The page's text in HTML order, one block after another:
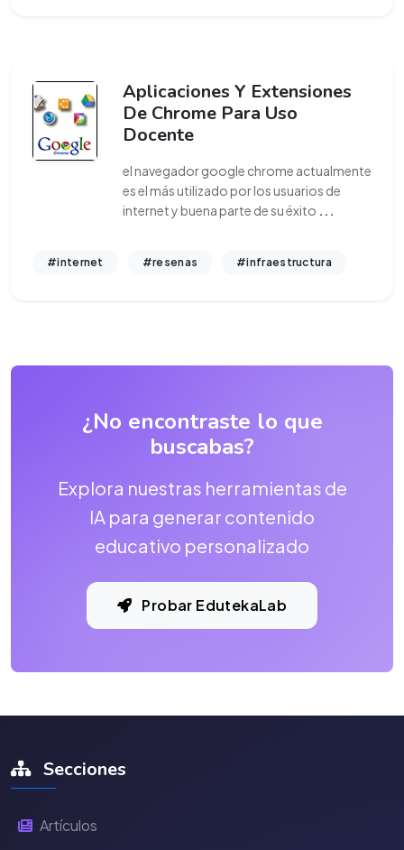
Aplicaciones Y Extensiones
De Chrome Para Uso
Docente
el navegador google chrome actualmente
es el más utilizado por los usuarios de
internet y buena parte de su éxito ...
#internet #resenas #infraestructura
¿No encontraste lo que
buscabas?
Explora nuestras herramientas de
IA para generar contenido
educativo personalizado
Probar EdutekaLab
Secciones
Artículos